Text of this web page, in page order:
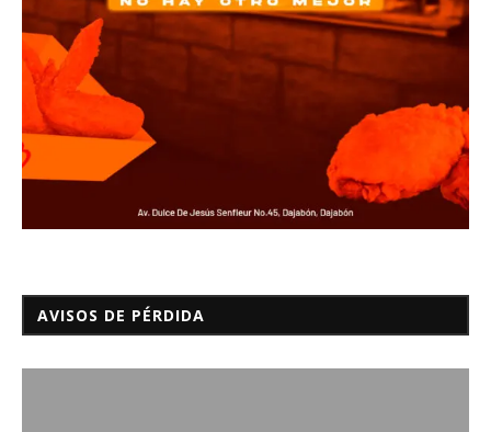
AVISOS DE PÉRDIDA